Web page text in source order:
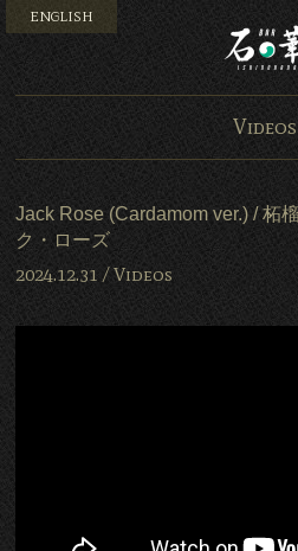
ENGLISH
Videos
Jack Rose (Cardamom ver.) / 柘
ク・ローズ
2024.12.31 /Videos